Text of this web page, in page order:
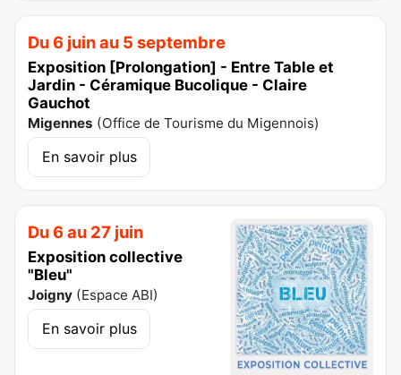
Du 6 juin au 5 septembre
Exposition [Prolongation] - Entre Table et
Jardin - Céramique Bucolique - Claire
Gauchot
Migennes (Office de Tourisme du Migennois)
En savoir plus
Du 6 au 27 juin
Exposition collective
"Bleu"
Joigny (Espace ABI)
En savoir plus